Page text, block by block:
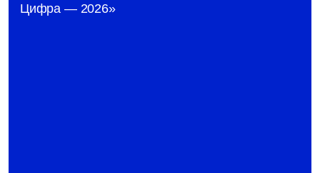
Цифра — 2026»